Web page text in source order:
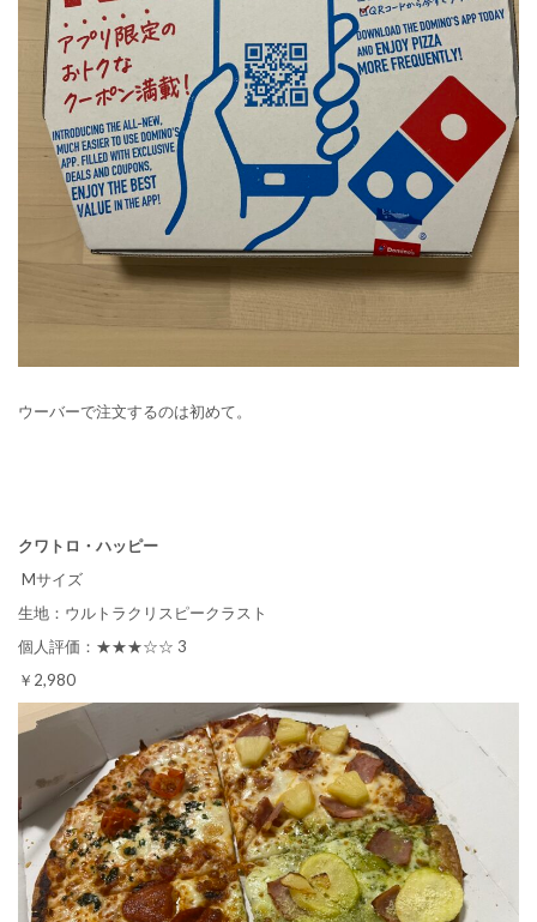
ウーバーで注文するのは初めて。
クワトロ・ハッピー
Mサイズ
生地：ウルトラクリスピークラスト
個人評価：★★★☆☆ 3
￥2,980